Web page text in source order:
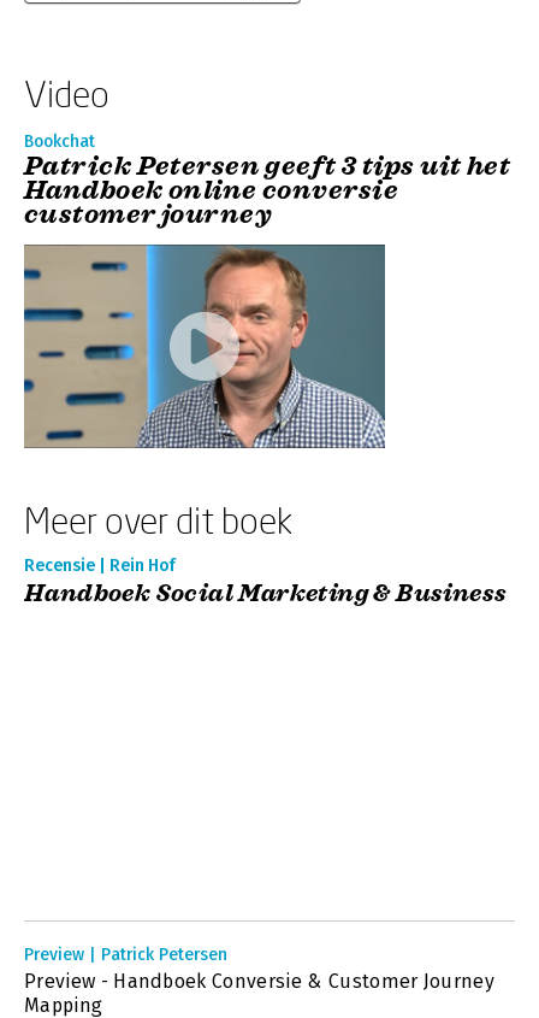
Video
Bookchat
Patrick Petersen geeft 3 tips uit het
Handboek online conversie
customer journey
Meer over dit boek
Recensie | Rein Hof
Handboek Social Marketing & Business
Preview | Patrick Petersen
Preview - Handboek Conversie & Customer Journey
Mapping